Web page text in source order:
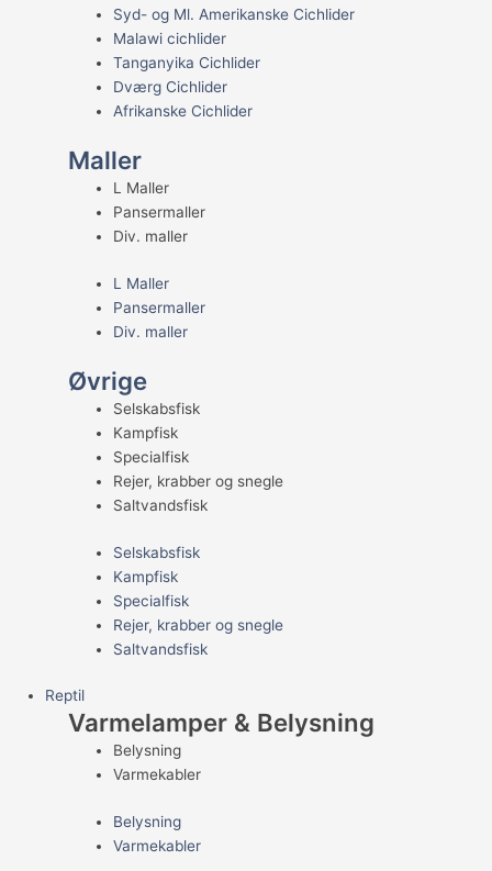
Syd- og Ml. Amerikanske Cichlider
Malawi cichlider
Tanganyika Cichlider
Dværg Cichlider
Afrikanske Cichlider
Maller
L Maller
Pansermaller
Div. maller
L Maller
Pansermaller
Div. maller
Øvrige
Selskabsfisk
Kampfisk
Specialfisk
Rejer, krabber og snegle
Saltvandsfisk
Selskabsfisk
Kampfisk
Specialfisk
Rejer, krabber og snegle
Saltvandsfisk
Reptil
Varmelamper & Belysning
Belysning
Varmekabler
Belysning
Varmekabler